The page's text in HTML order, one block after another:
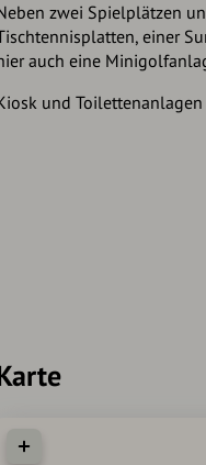
zwei Spielplätzen
einer
auch eine
und